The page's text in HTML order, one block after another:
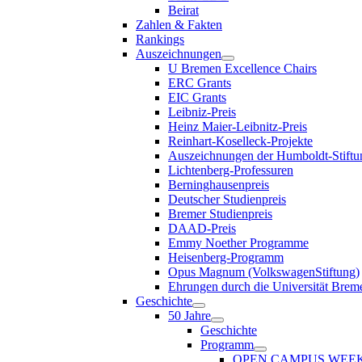
Beirat
Zahlen & Fakten
Rankings
Auszeichnungen
U Bremen Excellence Chairs
ERC Grants
EIC Grants
Leibniz-Preis
Heinz Maier-Leibnitz-Preis
Reinhart-Koselleck-Projekte
Auszeichnungen der Humboldt-
Lichtenberg-Professuren
Berninghausenpreis
Deutscher Studienpreis
Bremer Studienpreis
DAAD-Preis
Emmy Noether Programme
Heisenberg-Programm
Opus Magnum (VolkswagenStiftung)
Ehrungen durch die Universität
Geschichte
50 Jahre
Geschichte
Programm
OPEN CAMPUS